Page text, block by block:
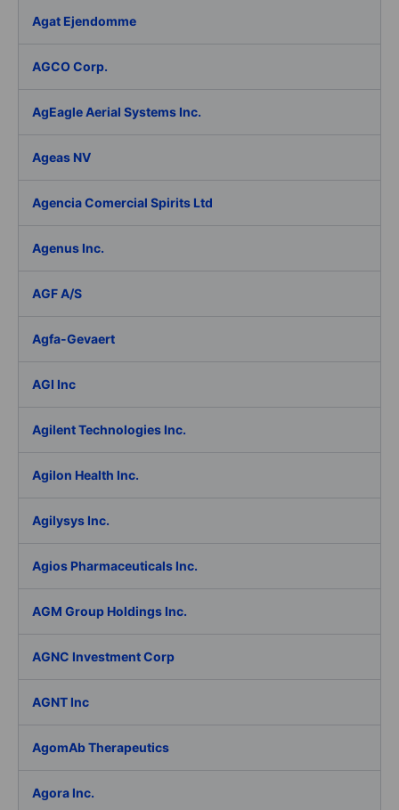
Agat Ejendomme
AGCO Corp.
AgEagle Aerial Systems Inc.
Ageas NV
Agencia Comercial Spirits Ltd
Agenus Inc.
AGF A/S
Agfa-Gevaert
AGI Inc
Agilent Technologies Inc.
Agilon Health Inc.
Agilysys Inc.
Agios Pharmaceuticals Inc.
AGM Group Holdings Inc.
AGNC Investment Corp
AGNT Inc
AgomAb Therapeutics
Agora Inc.